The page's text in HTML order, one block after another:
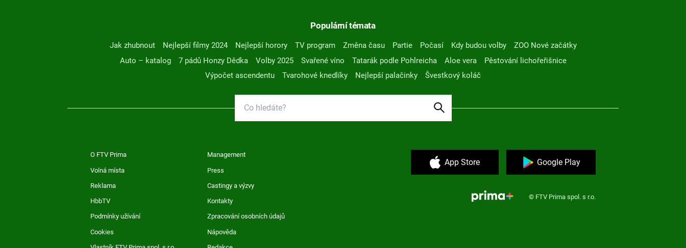
Populární témata
Jak zhubnout Nejlepší filmy 2024 Nejlepší horory TV program Změna času Partie Počasí Kdy budou volby
ZOO Nové začátky
Auto – katalog
7 pádů Honzy Dědka Volby 2025 Svařené víno Tatarák podle Pohlreicha Aloe vera
Pěstování lichořeřišnice
Výpočet ascendentu
Tvarohové knedlíky Nejlepší palačinky Švestkový koláč
O FTV Prima Management
Volná místa Press
Reklama Castingy a výzvy
HbbTV Kontakty
Podmínky užívání Zpracování osobních údajů
Cookies Nápověda
App Store Google Play
© FTV Prima spol. s r.o.